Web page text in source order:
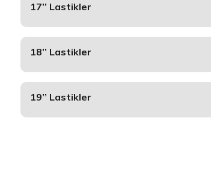
17’’ Lastikler
18’’ Lastikler
19’’ Lastikler